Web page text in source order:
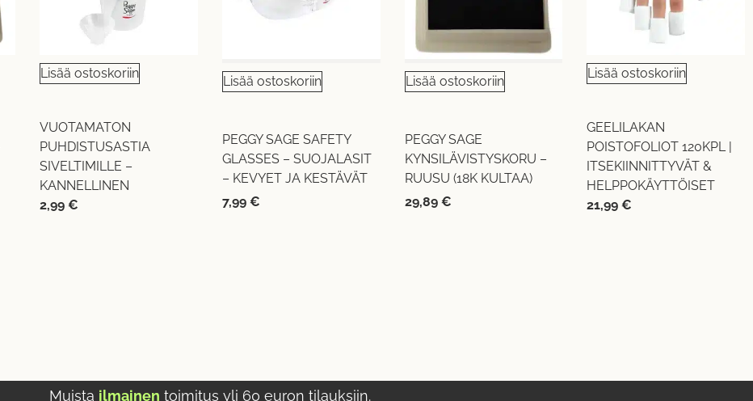
Lisää ostoskoriin
VUOTAMATON
PUHDISTUSASTIA
SIVELTIMILLE –
KANNELLINEN
2,99€
Lisää ostoskoriin
PEGGY SAGE SAFETY
GLASSES – SUOJALASIT
– KEVYET JA KESTÄVÄT
7,99 €
Lisää ostoskoriin
PEGGY SAGE
KYNSILÄVISTYSKORU –
RUUSU (18K KULTAA)
29,89 €
Lisää ostoskoriin
GEELILAKAN
POISTOFOLIOT 120KPL |
ITSEKIINNITTYVÄT &
HELPPOKÄYTTÖISET
21,99€
Muista ilmainen toimitus yli 60 euron tilauksiin.